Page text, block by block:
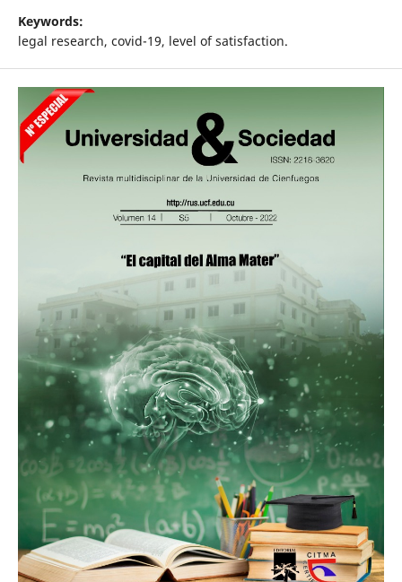
Keywords:
legal research, covid-19, level of satisfaction.